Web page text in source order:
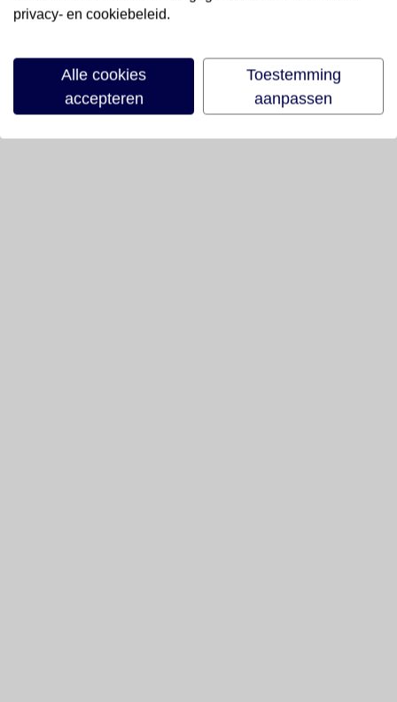
privacy- en cookiebeleid.
Alle cookies
accepteren
Toestemming
aanpassen